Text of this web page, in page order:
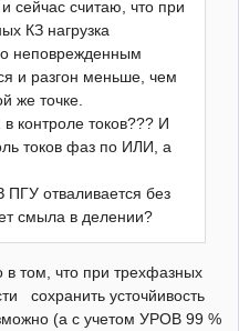
сейчас считаю, что при
КЗ нагрузка
неповрежденным
и разгон меньше, чем
же точке.
контроле токов??? И
токов фаз по ИЛИ, а
отваливается без
смыла в делении?
в том, что при трехфазных
сохранить усточйивость
(а с учетом УРОВ 99 %